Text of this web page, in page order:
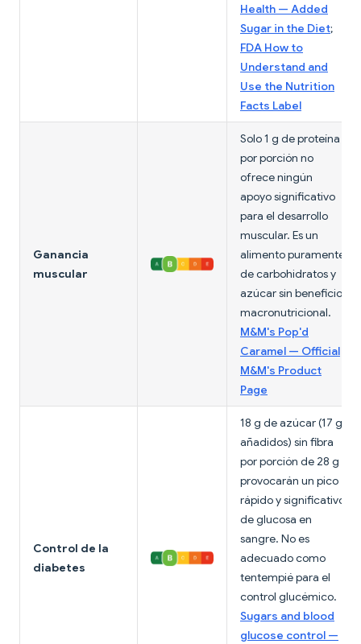
Health — Added
Sugar in the Diet;
FDA How to
Understand and
Use the Nutrition
Facts Label
Ganancia
muscular
Solo 1 g de proteína
por porción no
ofrece ningún
apoyo significativo
para el desarrollo
muscular. Es un
alimento puramente
de carbohidratos y
azúcar sin beneficio
macronutricional.
M&M's Pop'd
Caramel — Official
M&M's Product
Page
Control de la
diabetes
18 g de azúcar (17 g
añadidos) sin fibra
por porción de 28 g
provocarán un pico
rápido y significativo
de glucosa en
sangre. No es
adecuado como
tentempié para el
control glucémico.
Sugars and blood
glucose control —